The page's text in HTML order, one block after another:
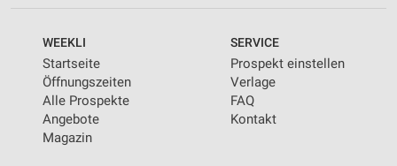
WEEKLI
Startseite
Öffnungszeiten
Alle Prospekte
Angebote
Magazin
SERVICE
Prospekt einstellen
Verlage
FAQ
Kontakt